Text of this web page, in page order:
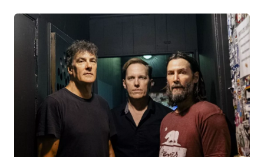
17 - 19 juin 2027
Français• Allemand•Anglais